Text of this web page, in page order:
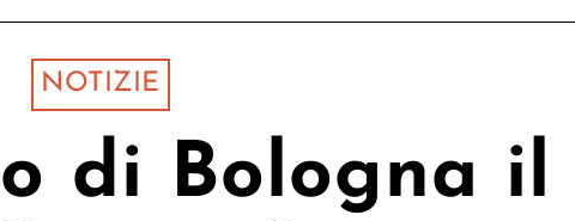
NOTIZIE
di Bologna il